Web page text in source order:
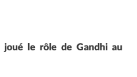
joué le rôle de Gandhi au